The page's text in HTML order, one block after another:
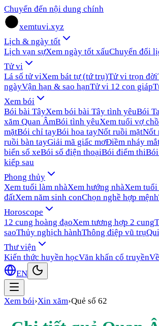
Chuyển đến nội dung chính
xemtuvi.xyz
Lịch & ngày tốt
Lịch vạn sựXem ngày tốt xấuChuyển đổi
Tử vi
Lá số tử viXem bát tự (tứ trụ)Tử vi trọn đời
ngàyVận hạn & sao hạnTử vi 12 con giáp
Xem bói
Bói bài TâyXem bói bài Tây tình yêuBói
xăm Quan ÂmBói tình yêuXem tuổi vợ
mặtBói chỉ tayBói hoa tayNốt ruồi mặtNốt
ruồi bàn tayGiải mã giấc mơĐiềm nháy
biển số xeBói số điện thoạiBói điểm thi
kiếp sau
Phong thủy
Xem tuổi làm nhàXem hướng nhàXem
đấtXem năm sinh conChọn nghề hợp mệnh
Horoscope
12 cung hoàng đạoXem tương hợp 2 cung
saoThủy nghịch hànhThông điệp vũ trụ
Thư viện
Kiến thức huyền họcVăn khấn cổ truyền
EN
Xem bói›Xin xăm›Quẻ số 62